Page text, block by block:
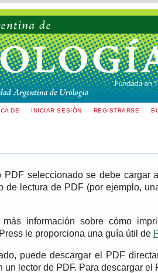
DE INICIAR SESIÓN REGISTRARSE
PDF seleccionado se debe cargar
de lectura de PDF (por ejemplo,
información sobre cómo
le proporciona una guía útil de
puede descargar el PDF
un lector de PDF. Para descargar el